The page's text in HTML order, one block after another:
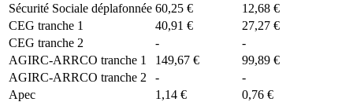
Sécurité Sociale déplafonnée 60,25 €
12,68 €
CEG tranche 1
40,91 €
27,27 €
CEG tranche 2
-
-
AGIRC-ARRCO tranche 1
149,67 €
99,89 €
AGIRC-ARRCO tranche 2
-
-
Apec
1,14 €
0,76 €